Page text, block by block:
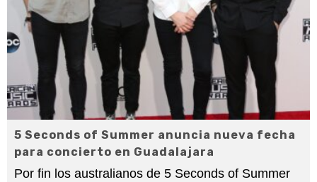
5 Seconds of Summer anuncia nueva fecha
para concierto en Guadalajara
Por fin los australianos de 5 Seconds of Summer